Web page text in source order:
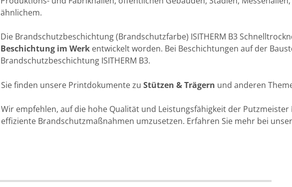
ähnlichem.
Die Brandschutzbeschichtung (Brandschutzfarbe) ISITHERM B3
Beschichtung im Werkentwickelt worden. Bei Beschichtungen auf der
Brandschutzbeschichtung ISITHERM B3.
Sie finden unsere Printdokumente zu Stützen & Trägern und anderen
Wir empfehlen, auf die hohe Qualität und Leistungsfähigkeit der
effiziente Brandschutzmaßnahmen umzusetzen. Erfahren Sie mehr bei